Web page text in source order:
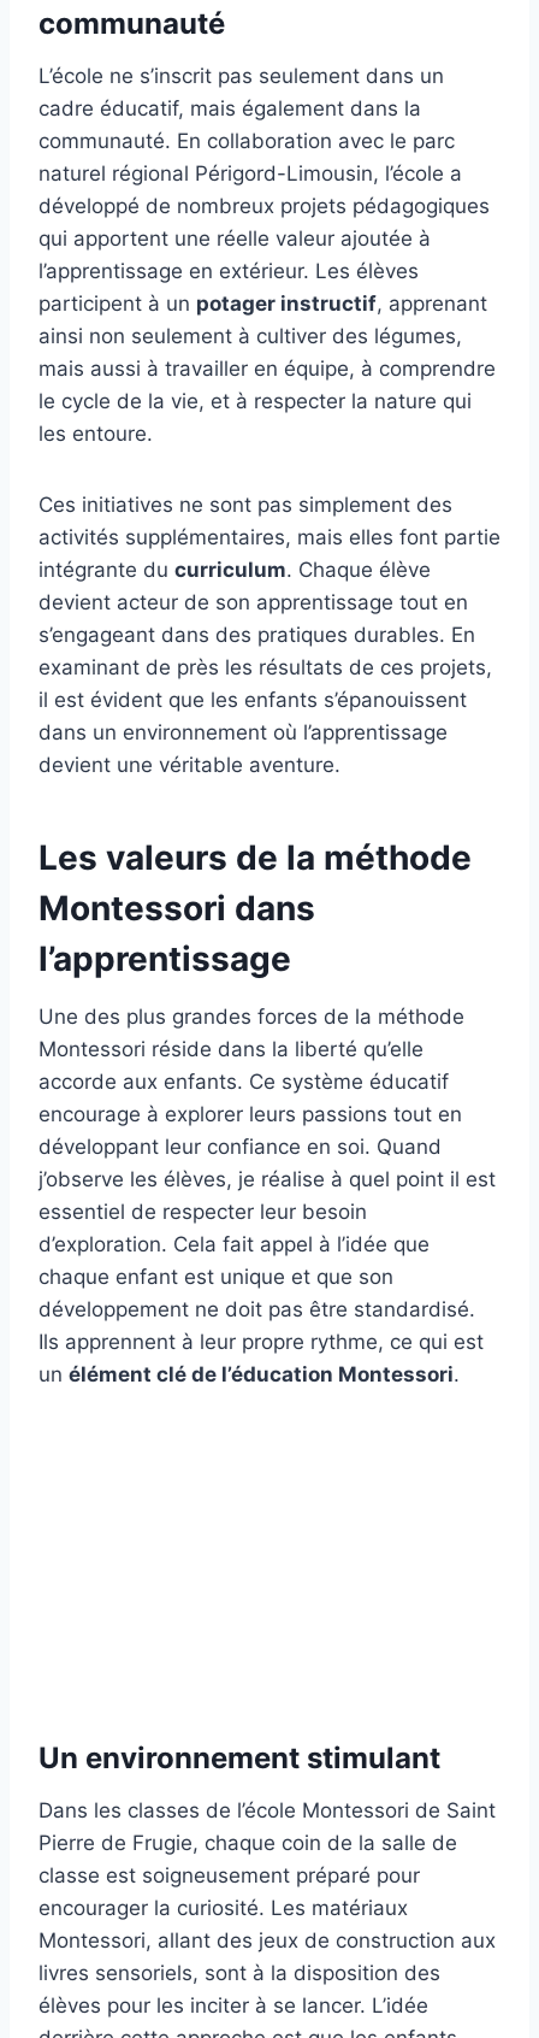
communauté
L’école ne s’inscrit pas seulement dans un
cadre éducatif, mais également dans la
communauté. En collaboration avec le parc
naturel régional Périgord-Limousin, l’école a
développé de nombreux projets pédagogiques
qui apportent une réelle valeur ajoutée à
l’apprentissage en extérieur. Les élèves
participent à un potager instructif, apprenant
ainsi non seulement à cultiver des légumes,
mais aussi à travailler en équipe, à comprendre
le cycle de la vie, et à respecter la nature qui
les entoure.
Ces initiatives ne sont pas simplement des
activités supplémentaires, mais elles font partie
intégrante du curriculum. Chaque élève
devient acteur de son apprentissage tout en
s’engageant dans des pratiques durables. En
examinant de près les résultats de ces projets,
il est évident que les enfants s’épanouissent
dans un environnement où l’apprentissage
devient une véritable aventure.
Les valeurs de la méthode
Montessori dans
l’apprentissage
Une des plus grandes forces de la méthode
Montessori réside dans la liberté qu’elle
accorde aux enfants. Ce système éducatif
encourage à explorer leurs passions tout en
développant leur confiance en soi. Quand
j’observe les élèves, je réalise à quel point il est
essentiel de respecter leur besoin
d’exploration. Cela fait appel à l’idée que
chaque enfant est unique et que son
développement ne doit pas être standardisé.
Ils apprennent à leur propre rythme, ce qui est
un élément clé de l’éducation Montessori.
Un environnement stimulant
Dans les classes de l’école Montessori de Saint
Pierre de Frugie, chaque coin de la salle de
classe est soigneusement préparé pour
encourager la curiosité. Les matériaux
Montessori, allant des jeux de construction aux
livres sensoriels, sont à la disposition des
élèves pour les inciter à se lancer. L’idée